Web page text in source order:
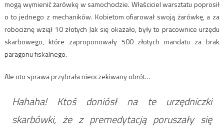
mogą wymienić żarówkę w samochodzie. Właściciel warsztatu poprosił
o to jednego z mechaników. Kobietom ofiarował swoją żarówkę, a za
robociznę wziął 10 złotych Jak się okazało, były to pracownice urzędu
skarbowego, które zaproponowały 500 złotych mandatu za brak
paragonu fiskalnego.
Ale oto sprawa przybrała nieoczekiwany obrót…
Hahaha! Ktoś doniósł na te urzędniczki
skarbówki, że z premedytacją poruszały się